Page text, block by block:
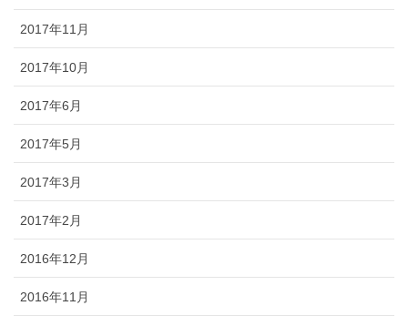
2017年11月
2017年10月
2017年6月
2017年5月
2017年3月
2017年2月
2016年12月
2016年11月